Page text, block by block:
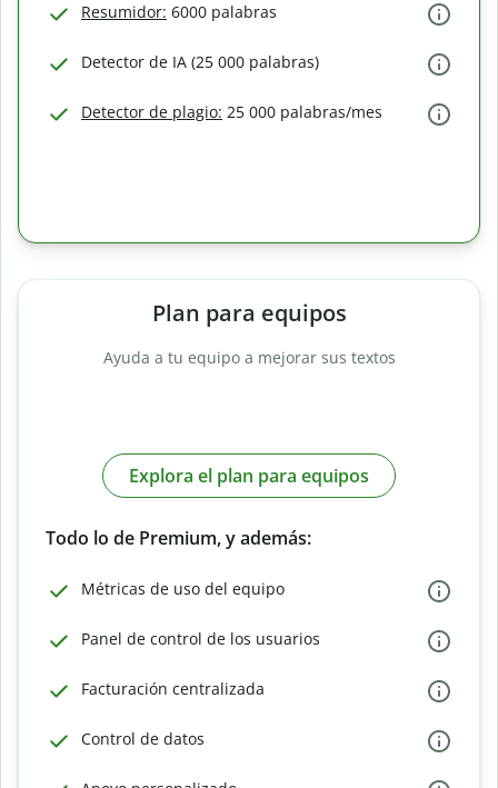
Resumidor: 6000 palabras
Detector de IA (25 000 palabras)
Detector de plagio: 25 000 palabras/mes
Plan para equipos
Ayuda a tu equipo a mejorar sus textos
Explora el plan para equipos
Todo lo de Premium, y además:
Métricas de uso del equipo
Panel de control de los usuarios
Facturación centralizada
Control de datos